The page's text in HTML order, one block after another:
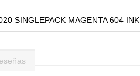
SINGLEPACK MAGENTA 604 INK